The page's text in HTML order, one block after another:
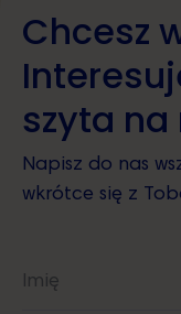
Chcesz
szyta
Napisz do nas
wkrótce się z